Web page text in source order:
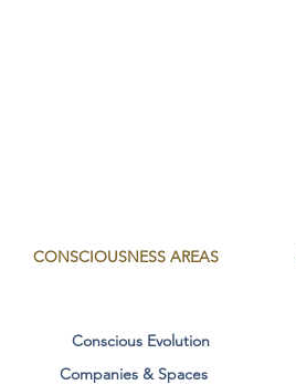
CONSCIOUSNESS AREAS
Conscious Evolution
Companies & Spaces